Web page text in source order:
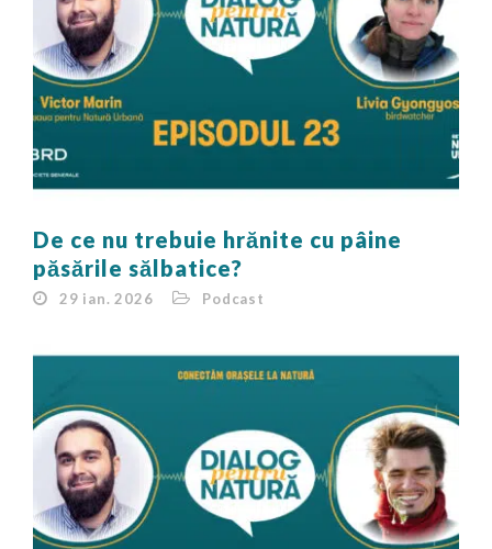
De ce nu trebuie hrănite cu pâine
păsările sălbatice?
29 ian. 2026 Podcast